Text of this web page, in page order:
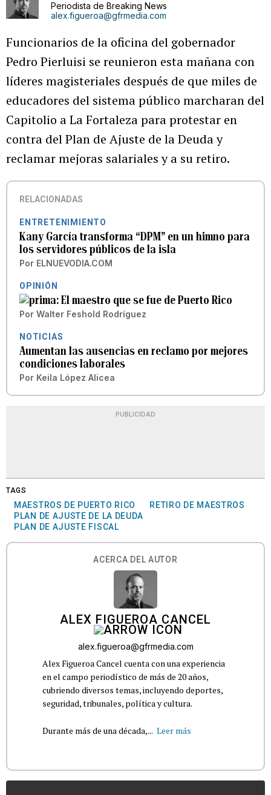
Periodista de Breaking News
alex.figueroa@gfrmedia.com
Funcionarios de la oficina del gobernador
Pedro Pierluisi se reunieron esta mañana con
líderes magisteriales después de que miles de
educadores del sistema público marcharan del
Capitolio a La Fortaleza para protestar en
contra del Plan de Ajuste de la Deuda y
reclamar mejoras salariales y a su retiro.
RELACIONADAS
ENTRETENIMIENTO
Kany García transforma “DPM” en un himno para
los servidores públicos de la isla
Por ELNUEVODIA.COM
OPINIÓN
El maestro que se fue de Puerto Rico
Por Walter Feshold Rodríguez
NOTICIAS
Aumentan las ausencias en reclamo por mejores
condiciones laborales
Por Keila López Alicea
PUBLICIDAD
TAGS
MAESTROS DE PUERTO RICO
RETIRO DE MAESTROS
PLAN DE AJUSTE DE LA DEUDA
PLAN DE AJUSTE FISCAL
ACERCA DEL AUTOR
ALEX FIGUEROA CANCEL
alex.figueroa@gfrmedia.com
Alex Figueroa Cancel cuenta con una experiencia
en el campo periodístico de más de 20 años,
cubriendo diversos temas, incluyendo deportes,
seguridad, tribunales, política y cultura.
Durante más de una década,... Leer más